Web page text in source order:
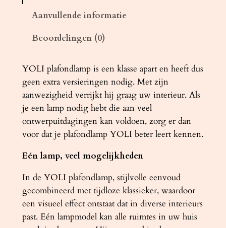
r
Y
O
L
I
3
a
t
a
l
Aanvullende informatie
Beoordelingen (0)
YOLI plafondlamp is een klasse apart en heeft dus
geen extra versieringen nodig. Met zijn
aanwezigheid verrijkt hij graag uw interieur. Als
je een lamp nodig hebt die aan veel
ontwerpuitdagingen kan voldoen, zorg er dan
voor dat je plafondlamp YOLI beter leert kennen.
Eén lamp, veel mogelijkheden
In de YOLI plafondlamp, stijlvolle eenvoud
gecombineerd met tijdloze klassieker, waardoor
een visueel effect ontstaat dat in diverse interieurs
past. Eén lampmodel kan alle ruimtes in uw huis